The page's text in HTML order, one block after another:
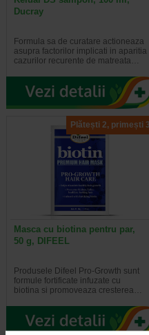
Ducray
Formula sa de curatare actioneaza
asupra factorilor implicati in aparitia
cazurilor recurente de matreata…
Plătești 2, primești 3
Masca cu biotina pentru par,
50 g, DIFEEL
Produsele Difeel Pro-Growth sunt
formule fortificate infuzate cu
biotina si promoveaza cresterea…